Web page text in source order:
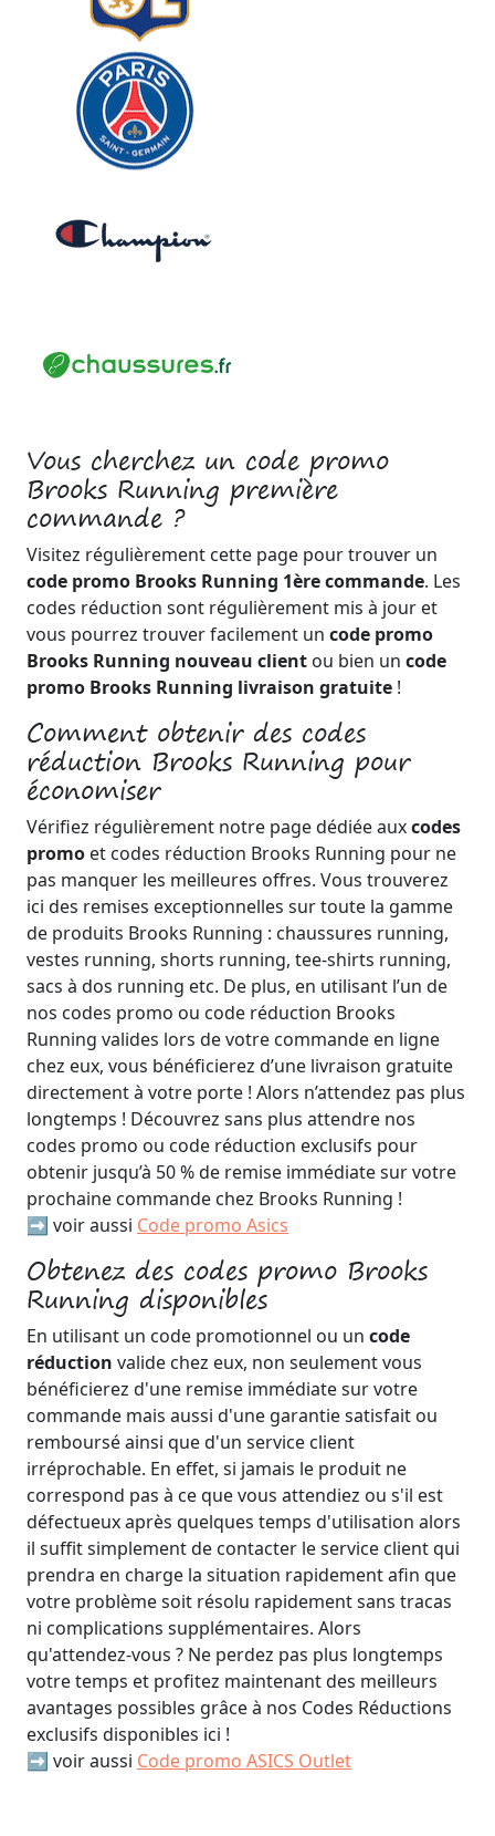
Vous cherchez un code promo
Brooks Running première
commande ?
Visitez régulièrement cette page pour trouver un
code promo Brooks Running 1ère commande. Les
codes réduction sont régulièrement mis à jour et
vous pourrez trouver facilement un code promo
Brooks Running nouveau client ou bien un code
promo Brooks Running livraison gratuite !
Comment obtenir des codes
réduction Brooks Running pour
économiser
Vérifiez régulièrement notre page dédiée auxcodes
promo et codes réduction Brooks Running pour ne
pas manquer les meilleures offres. Vous trouverez
ici des remises exceptionnelles sur toute la gamme
de produits Brooks Running : chaussures running,
vestes running, shorts running, tee-shirts running,
sacs à dos running etc. De plus, en utilisant l’un de
nos codes promo ou code réduction Brooks
Running valides lors de votre commande en ligne
chez eux, vous bénéficierez d’une livraison gratuite
directement à votre porte ! Alors n’attendez pas plus
longtemps ! Découvrez sans plus attendre nos
codes promo ou code réduction exclusifs pour
obtenir jusqu’à 50 % de remise immédiate sur votre
prochaine commande chez Brooks Running !
➡️ voir aussi Code promo Asics
Obtenez des codes promo Brooks
Running disponibles
En utilisant un code promotionnel ou un code
réduction valide chez eux, non seulement vous
bénéficierez d'une remise immédiate sur votre
commande mais aussi d'une garantie satisfait ou
remboursé ainsi que d'un service client
irréprochable. En effet, si jamais le produit ne
correspond pas à ce que vous attendiez ou s'il est
défectueux après quelques temps d'utilisation alors
il suffit simplement de contacter le service client qui
prendra en charge la situation rapidement afin que
votre problème soit résolu rapidement sans tracas
ni complications supplémentaires. Alors
qu'attendez-vous ? Ne perdez pas plus longtemps
votre temps et profitez maintenant des meilleurs
avantages possibles grâce à nos Codes Réductions
exclusifs disponibles ici !
➡️ voir aussi Code promo ASICS Outlet